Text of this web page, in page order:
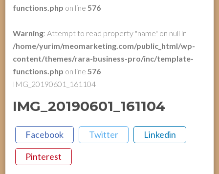
functions.php on line576
Warning: Attempt to read property "name" on null in
/home/yurim/meomarketing.com/public_html/wp-
content/themes/rara-business-pro/inc/template-
functions.php on line576
IMG_20190601_161104
IMG_20190601_161104
Facebook Twitter Linkedin
Pinterest